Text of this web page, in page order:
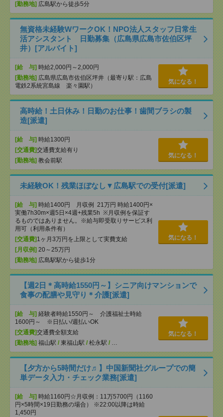
[勤務地] 広島駅から徒歩5分
無資格未経験WワークOK！NPO法人スタッフ日常生
活アシスタント 日勤募集（広島県広島市佐伯区坪
井）[アルバイト]
[給 与] 時給2,000円～2,000円
[勤務地] 広島県広島市佐伯区坪井（最寄り駅：広島
電鉄2系統宮島線 楽々園駅）
気になる！
高時給！土日休み！日勤のお仕事！歯間ブラシの製
造[派遣]
[給 与] 時給1300円
[交通費]交通費支給有り
[勤務地] 教会前駅
気になる！
未経験OK！残業ほぼなし▼広島駅での受付[派遣]
[給 与] 時給1400円 月収例 21万円 時給1400円×
実働7h30m×週5日×4週+残業5h ※月収例を保証す
るものではありません。※給与即受取りサービス利
用可（利用条件有）
[交通費] 1ヶ月3万円を上限として実費支給
[月収例] 20～25万円
[勤務地] 広島駅駅から徒歩1分
気になる！
【週2日＊高時給1550円～】シニア向けマンションで
食事の配膳や見守り＊介護[派遣]
[給 与] 経験者時給1550円～ 介護福祉士時給
1600円～ ※日払い/週払いOK
[交通費]交通費全額支給
[勤務地] 福山駅 / 東福山駅 / 松永駅 / …
気になる！
【夕方から5時間だけ♬】中国新聞社グループでの簡
単データ入力・チェック業務[派遣]
[給 与] 時給1160円☆月収例：11万5700円（1160
円×5時間×19日勤務の場合） ※22:00以降は時給
1,450円